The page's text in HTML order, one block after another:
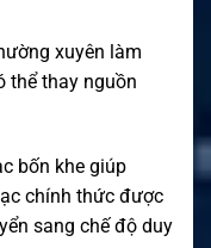
xuyên làm
thể thay nguồn
bốn khe giúp
chính thức được
sang chế độ duy